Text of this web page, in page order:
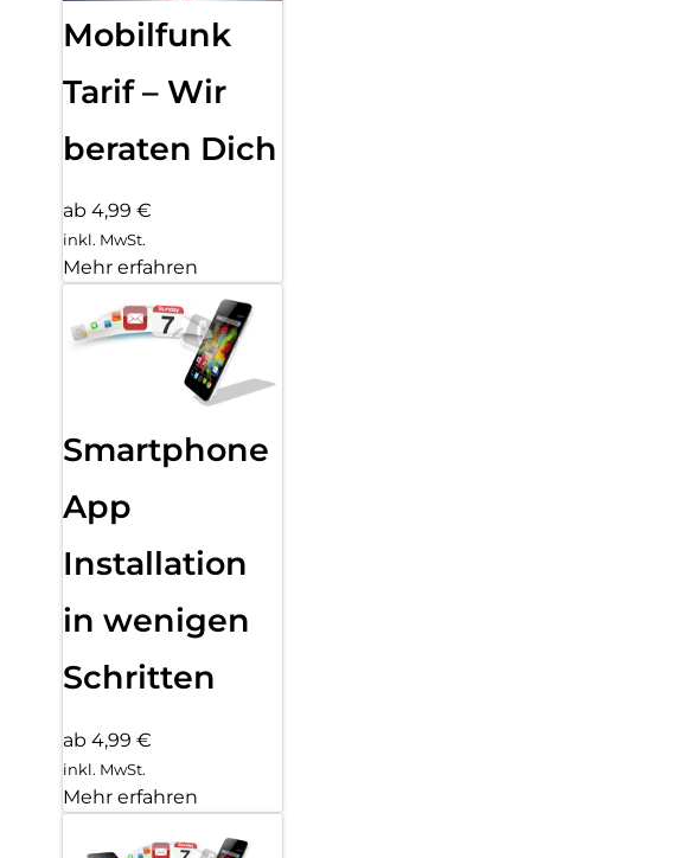
Mobilfunk
Tarif – Wir
beraten Dich
ab 4,99 €
inkl. MwSt.
Mehr erfahren
Smartphone
App
Installation
in wenigen
Schritten
ab 4,99 €
inkl. MwSt.
Mehr erfahren